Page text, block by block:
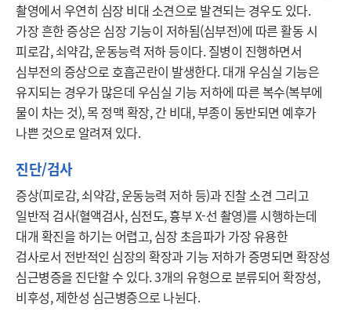
촬영에서 우연히 심장 비대 소견으로 발견되는 경우도 있다.
가장 흔한 증상은 심장 기능이 저하됨(심부전)에 따른 활동 시
피로감, 쇠약감, 운동능력 저하 등이다. 질병이 진행하면서
심부전의 증상으로 호흡곤란이 발생한다. 대개 우심실 기능은
유지되는 경우가 많은데 우심실 기능 저하에 따른 복수(복부에
물이 차는 것), 목 정맥 확장, 간 비대, 부종이 동반되면 예후가
나쁜 것으로 알려져 있다.
진단/검사
증상(피로감, 쇠약감, 운동능력 저하 등)과 진찰 소견 그리고
일반적 검사(혈액검사, 심전도, 흉부 X-선 촬영)를 시행하는데
대개 확진을 하기는 어렵고, 심장 초음파가 가장 유용한
검사로서 전반적인 심장의 확장과 기능 저하가 증명되면 확장성
심근병증을 진단할 수 있다. 3개의 유형으로 분류되어 확장성,
비후성, 제한성 심근병증으로 나뉜다.